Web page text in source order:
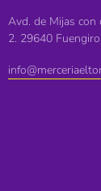
Avd. de Mijas con
2. 29640